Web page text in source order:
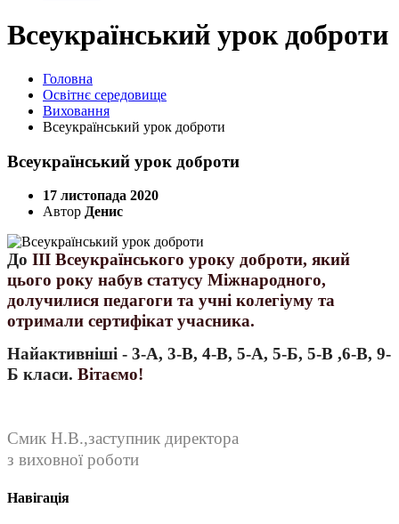
Всеукраїнський урок доброти
Головна
Освітнє середовище
Виховання
Всеукраїнський урок доброти
Всеукраїнський урок доброти
17 листопада 2020
Автор Денис
До ІІІ Всеукраїнського уроку доброти, який
цього року набув статусу Міжнародного,
долучилися педагоги та учні колегіуму та
отримали сертифікат учасника.
Найактивніші - 3-А, 3-В, 4-В, 5-А, 5-Б, 5-В ,6-В, 9-
Б класи. Вітаємо!
Смик Н.В.,заступник директора
з виховної роботи
Навігація